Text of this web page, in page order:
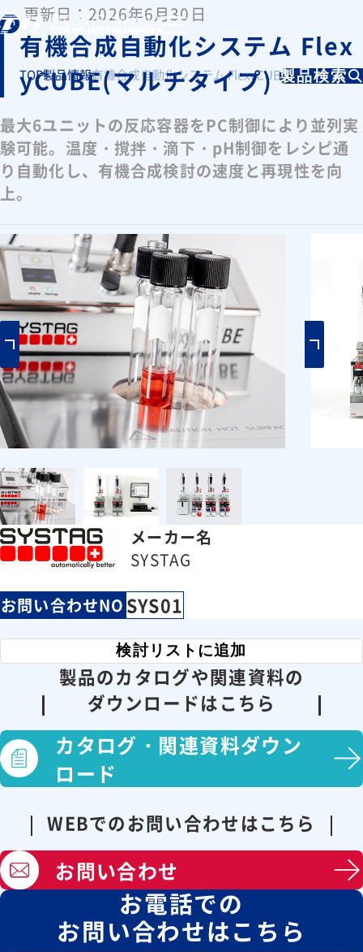
TOP製品情報有機合成自動化システム FlexyCUBE(マルチタイ
更新日：2026年6月30日
有機合成自動化システム Flex
yCUBE(マルチタイプ)
最大6ユニットの反応容器をPC制御により並列実
験可能。温度・撹拌・滴下・pH制御をレシピ通
り自動化し、有機合成検討の速度と再現性を向
上。
メーカー名
SYSTAG
お問い合わせNO SYS01
検討リストに追加
製品のカタログや関連資料の
ダウンロードはこちら
カタログ・ 関連資料ダウン
ロード
WEBでのお問い合わせはこちら
お問い合わせ
お電話での
お問い合わせはこちら
製品検索